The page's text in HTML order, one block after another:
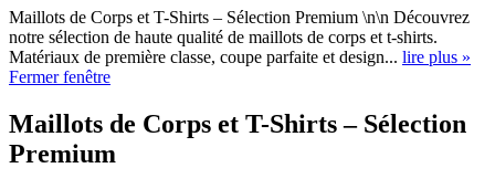
Maillots de Corps et T-Shirts – Sélection Premium \n\n Découvrez
notre sélection de haute qualité de maillots de corps et t-shirts.
Matériaux de première classe, coupe parfaite et design... lire plus »
Fermer fenêtre
Maillots de Corps et T-Shirts – Sélection
Premium